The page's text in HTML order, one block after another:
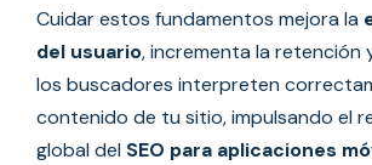
Cuidar estos fundamentos mejora la
del usuario, incrementa la retención
los buscadores interpreten
contenido de tu sitio, impulsando el
global del SEO para aplicaciones